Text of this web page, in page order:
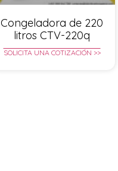
Congeladora de 220
litros CTV-220q
SOLICITA UNA COTIZACIÓN >>